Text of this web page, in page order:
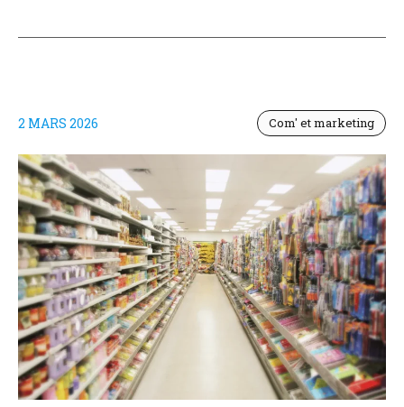
2 MARS 2026 Com' et marketing